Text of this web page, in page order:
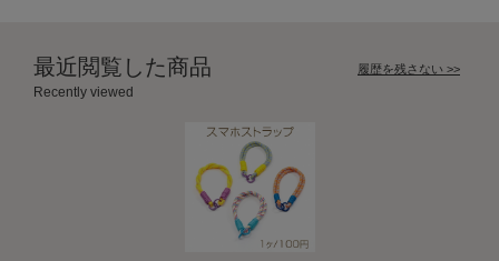
最近閲覧した商品
Recently viewed
履歴を残さない >>